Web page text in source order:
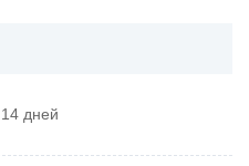
14 дней